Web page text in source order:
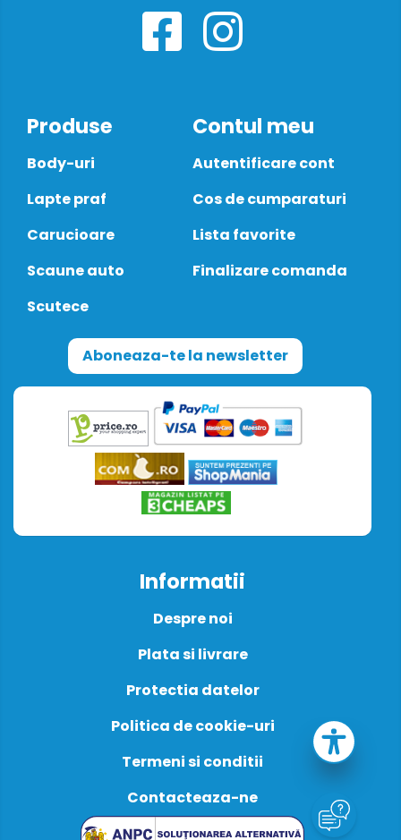
Produse
Body-uri
Lapte praf
Carucioare
Scaune auto
Scutece
Contul meu
Autentificare cont
Cos de cumparaturi
Lista favorite
Finalizare comanda
Aboneaza-te la newsletter
Informatii
Despre noi
Plata si livrare
Protectia datelor
Politica de cookie-uri
Termeni si conditii
Contacteaza-ne